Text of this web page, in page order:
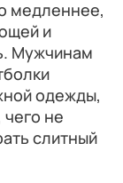
медленнее,
и
Мужчинам
одежды,
не
слитный